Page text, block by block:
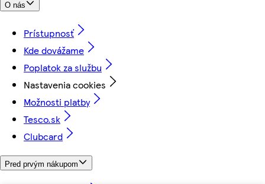
O nás
Prístupnosť
Kde dovážame
Poplatok za službu
Nastavenia cookies
Možnosti platby
Tesco.sk
Clubcard
Pred prvým nákupom